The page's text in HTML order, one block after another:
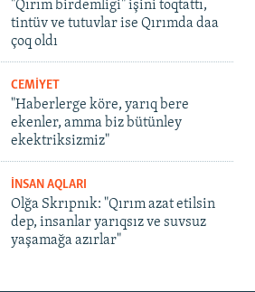
"Qırım birdemligi" işini toqtattı,
tintüv ve tutuvlar ise Qırımda daa
çoq oldı
CEMİYET
"Haberlerge köre, yarıq bere
ekenler, amma biz bütünley
ekektriksizmiz"
İNSAN AQLARI
Olğa Skrıpnık: "Qırım azat etilsin
dep, insanlar yarıqsız ve suvsuz
yaşamağa azırlar"